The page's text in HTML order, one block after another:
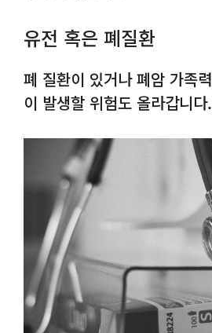
유전 혹은 폐질환
폐 질환이 있거나 폐암 가족
이 발생할 위험도 올라갑니다.